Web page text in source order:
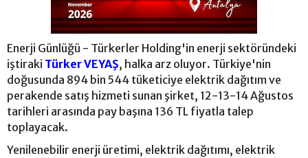
Enerji Günlüğü - Türkerler Holding'in enerji sektöründeki
iştiraki Türker VEYAŞ, halka arz oluyor. Türkiye'nin
doğusunda 894 bin 544 tüketiciye elektrik dağıtım ve
perakende satış hizmeti sunan şirket, 12-13-14 Ağustos
tarihleri arasında pay başına 136 TL fiyatla talep
toplayacak.
Yenilenebilir enerji üretimi, elektrik dağıtımı, elektrik